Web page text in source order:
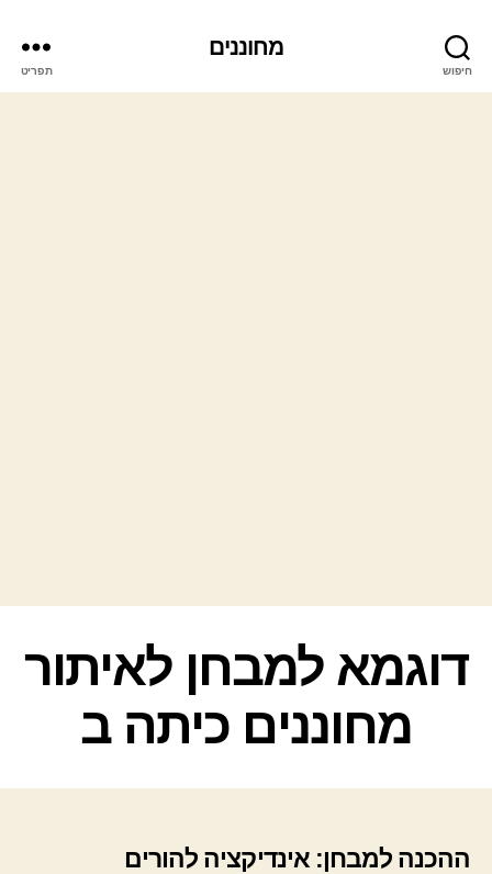
חיפוש
מחוננים
תפריט
קטגוריות
דוגמא למבחן לאיתור
מחוננים כיתה ב
ההכנה למבחן: אינדיקציה להורים